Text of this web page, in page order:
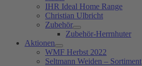
IHR Ideal Home Range
Christian Ulbricht
Zubehör
Zubehör-Herrnhuter
Aktionen
WMF Herbst 2022
Seltmann Weiden – Sortiment